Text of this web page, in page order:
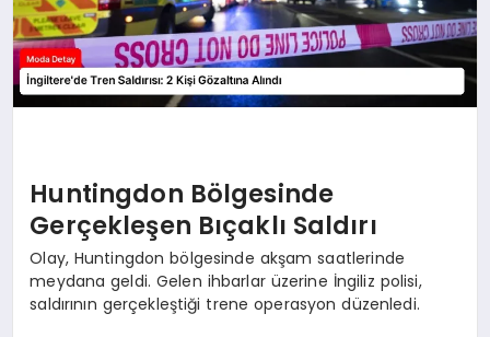
Huntingdon Bölgesinde
Gerçekleşen Bıçaklı Saldırı
Olay, Huntingdon bölgesinde akşam saatlerinde
meydana geldi. Gelen ihbarlar üzerine İngiliz polisi,
saldırının gerçekleştiği trene operasyon düzenledi.